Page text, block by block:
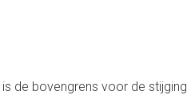
de bovengrens voor de stijging